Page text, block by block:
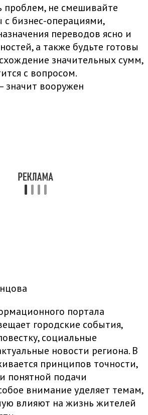
проблем, не смешивайте
бизнес-операциями,
переводов ясно и
а также будьте готовы
значительных сумм,
с вопросом.
значит вооружен
портала
городские события,
социальные
новости региона. В
принципов точности,
понятной подачи
внимание уделяет темам,
влияют на жизнь жителей